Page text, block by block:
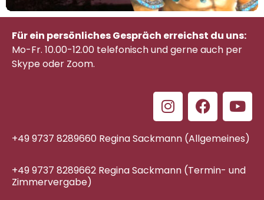
Für ein persönliches Gespräch erreichst du uns:
Mo-Fr. 10.00-12.00 telefonischund gerne auch per
Skype oder Zoom.
+49 9737 8289660 Regina Sackmann (Allgemeines)
+49 9737 8289662 Regina Sackmann (Termin- und
Zimmervergabe)